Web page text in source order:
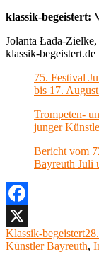
klassik-begeistert:
Jolanta Łada-
klassik-
75. Festival
bis 17.
Trompeten-
junger
Bericht vom
Bayreuth Juli
Facebook
X
Autor
Klassik-begeistert
am
Künstler Bayreuth,